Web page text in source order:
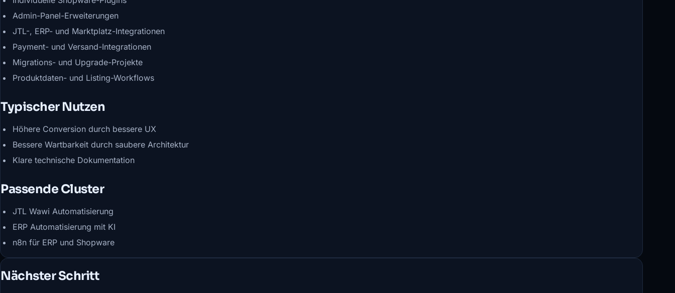
Admin-Panel-Erweiterungen
JTL-, ERP- und Marktplatz-Integrationen
Payment- und Versand-Integrationen
Migrations- und Upgrade-Projekte
Produktdaten- und Listing-Workflows
Typischer Nutzen
Höhere Conversion durch bessere UX
Bessere Wartbarkeit durch saubere Architektur
Klare technische Dokumentation
Passende Cluster
JTL Wawi Automatisierung
ERP Automatisierung mit KI
n8n für ERP und Shopware
Nächster Schritt